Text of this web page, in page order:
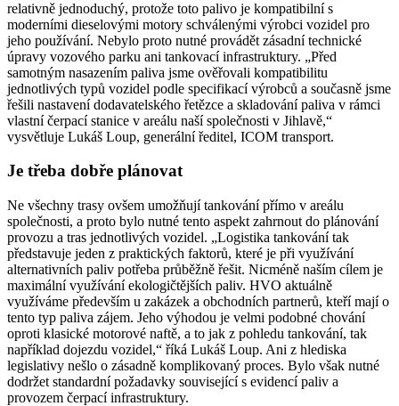
relativně jednoduchý, protože toto palivo je kompatibilní s
moderními dieselovými motory schválenými výrobci vozidel pro
jeho používání. Nebylo proto nutné provádět zásadní technické
úpravy vozového parku ani tankovací infrastruktury. „Před
samotným nasazením paliva jsme ověřovali kompatibilitu
jednotlivých typů vozidel podle specifikací výrobců a současně jsme
řešili nastavení dodavatelského řetězce a skladování paliva v rámci
vlastní čerpací stanice v areálu naší společnosti v Jihlavě,“
vysvětluje Lukáš Loup, generální ředitel, ICOM transport.
Je třeba dobře plánovat
Ne všechny trasy ovšem umožňují tankování přímo v areálu
společnosti, a proto bylo nutné tento aspekt zahrnout do plánování
provozu a tras jednotlivých vozidel. „Logistika tankování tak
představuje jeden z praktických faktorů, které je při využívání
alternativních paliv potřeba průběžně řešit. Nicméně naším cílem je
maximální využívání ekologičtějších paliv. HVO aktuálně
využíváme především u zakázek a obchodních partnerů, kteří mají o
tento typ paliva zájem. Jeho výhodou je velmi podobné chování
oproti klasické motorové naftě, a to jak z pohledu tankování, tak
například dojezdu vozidel,“ říká Lukáš Loup. Ani z hlediska
legislativy nešlo o zásadně komplikovaný proces. Bylo však nutné
dodržet standardní požadavky související s evidencí paliv a
provozem čerpací infrastruktury.